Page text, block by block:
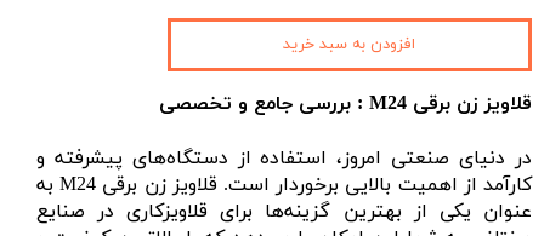
قلاویز زن برقی M24 : بررسی جامع و تخصصی
در دنیای صنعتی امروز، استفاده از دستگاه‌های پیشرفته و
کارآمد از اهمیت بالایی برخوردار است. قلاویز زن برقی M24 به
عنوان یکی از بهترین گزینه‌ها برای قلاویزکاری در صنایع
افزودن به سبد خرید